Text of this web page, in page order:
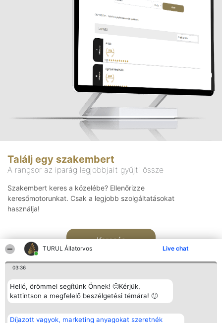
TURUL Állatorvos Live chat
03:36
Helló, örömmel segítünk Önnek! 🙂Kérjük,
kattintson a megfelelő beszélgetési témára! 🙂
Díjazott vagyok, marketing anyagokat szeretnék
Találj egy szakembert
A rangsor az iparág legjobbjait gyűjti össze
Szakembert keres a közelébe? Ellenőrizze
keresőmotorunkat. Csak a legjobb szolgáltatásokat
használja!
Keresés
Rangsorszervező
SC Beautiful Company S.R.L.
Népszavazás
Nyertesek
Elérhetőség
Elérhetőség